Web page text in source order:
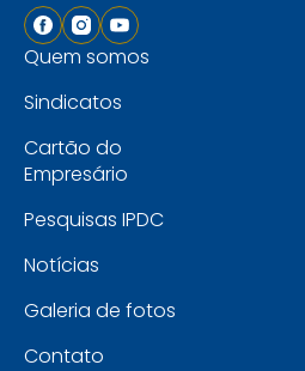
Quem somos
Sindicatos
Cartão do
Empresário
Pesquisas IPDC
Notícias
Galeria de fotos
Contato